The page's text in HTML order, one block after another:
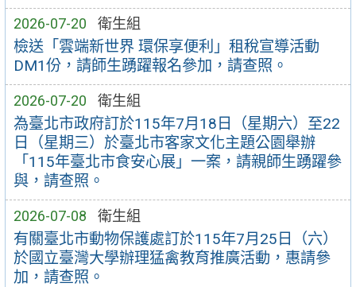
2026-07-20 衛生組
檢送「雲端新世界 環保享便利」租稅宣導活動
DM1份，請師生踴躍報名參加，請查照。
2026-07-20 衛生組
為臺北市政府訂於115年7月18日（星期六）至22
日（星期三）於臺北市客家文化主題公園舉辦
「115年臺北市食安心展」一案，請親師生踴躍參
與，請查照。
2026-07-08 衛生組
有關臺北市動物保護處訂於115年7月25日（六）
於國立臺灣大學辦理猛禽教育推廣活動，惠請參
加，請查照。